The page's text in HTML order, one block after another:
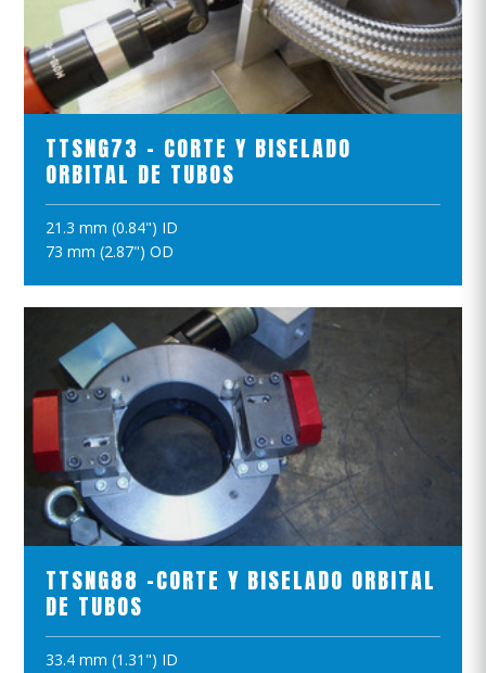
TTSNG73 - CORTE Y BISELADO
ORBITAL DE TUBOS
21.3 mm (0.84") ID
73 mm (2.87") OD
VER EL PRODUCTO
AÑADIR A LA CESTA
TTSNG88 -CORTE Y BISELADO ORBITAL
DE TUBOS
33.4 mm (1.31") ID
VER EL PRODUCTO
AÑADIR A LA CESTA